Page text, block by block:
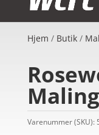
Hjem / Butik/
Maling
Varenummer (SKU):